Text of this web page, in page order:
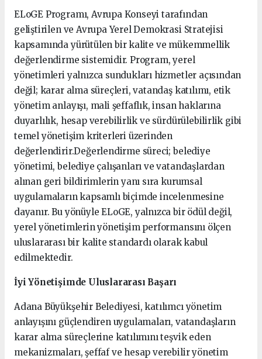
ELoGE Programı, Avrupa Konseyi tarafından
geliştirilen ve Avrupa Yerel Demokrasi Stratejisi
kapsamında yürütülen bir kalite ve mükemmellik
değerlendirme sistemidir. Program, yerel
yönetimleri yalnızca sundukları hizmetler açısından
değil; karar alma süreçleri, vatandaş katılımı, etik
yönetim anlayışı, mali şeffaflık, insan haklarına
duyarlılık, hesap verebilirlik ve sürdürülebilirlik gibi
temel yönetişim kriterleri üzerinden
değerlendirir.Değerlendirme süreci; belediye
yönetimi, belediye çalışanları ve vatandaşlardan
alınan geri bildirimlerin yanı sıra kurumsal
uygulamaların kapsamlı biçimde incelenmesine
dayanır. Bu yönüyle ELoGE, yalnızca bir ödül değil,
yerel yönetimlerin yönetişim performansını ölçen
uluslararası bir kalite standardı olarak kabul
edilmektedir.
İyi Yönetişimde Uluslararası Başarı
Adana Büyükşehir Belediyesi, katılımcı yönetim
anlayışını güçlendiren uygulamaları, vatandaşların
karar alma süreçlerine katılımını teşvik eden
mekanizmaları, şeffaf ve hesap verebilir yönetim